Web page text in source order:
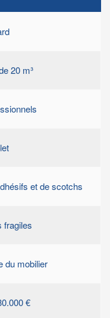
20 m³
et de scotchs
fragiles
du mobilier
€